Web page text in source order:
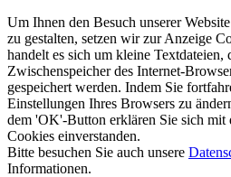
Um Ihnen den Besuch unserer
zu gestalten, setzen wir zur Anzeige
handelt es sich um kleine Textdateien,
Zwischenspeicher des Internet-
gespeichert werden. Indem Sie
Einstellungen Ihres Browsers zu
dem 'OK'-Button erklären Sie sich mit
Cookies einverstanden.
Bitte besuchen Sie auch unsere
Informationen.